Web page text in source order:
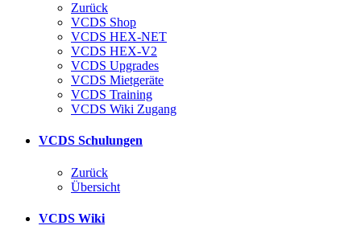
Zurück
VCDS Shop
VCDS HEX-NET
VCDS HEX-V2
VCDS Upgrades
VCDS Mietgeräte
VCDS Training
VCDS Wiki Zugang
VCDS Schulungen
Zurück
Übersicht
VCDS Wiki